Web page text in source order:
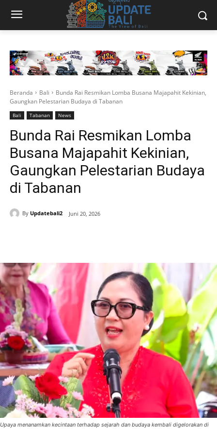
Beranda Bali
Bunda Rai Resmikan Lomba Busana Majapahit Kekinian,
Gaungkan Pelestarian Budaya di Tabanan
Bali Tabanan News
Bunda Rai Resmikan Lomba
Busana Majapahit Kekinian,
Gaungkan Pelestarian Budaya
di Tabanan
By Updatebali2 Juni 20, 2026
Upaya menanamkan kecintaan terhadap sejarah dan budaya kembali digelorakan di